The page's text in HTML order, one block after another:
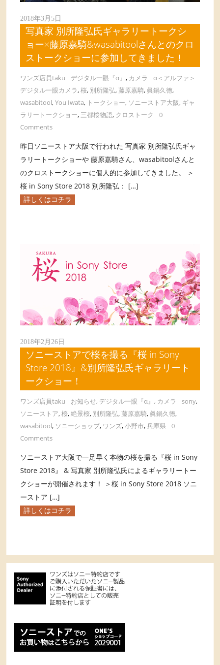
2018年3月5日
写真家 別所隆弘氏ギャラリートークシ
ョー×藤原嘉騎&wasabitoolさんとのクロ
ストークショーに参加してきました！
ワンズ店員taku デジタル一眼『α』, カメラ
α＜アルファ＞
デジタル一眼カメラ,桜, 別所隆弘,藤原嘉騎, 眞鍋久徳,
wasabitool,You Iwata, トークショー, ソニーストア大阪, ギャ
ラリートークショー, 三都桜物語, クロストーク
0
Comments
昨日ソニーストア大阪で行われた 写真家 別所隆弘氏ギャ
ラリートークショーや 藤原嘉騎さん、wasabitoolさんと
のクロストークショーに個人的に参加してきました。 ＞
桜 in Sony Store 2018 別所隆弘： […]
詳しくはコチラ
2018年2月26日
ソニーストアで桜を撮る『桜 in Sony
Store 2018』&別所隆弘氏ギャラリート
ークショー！
ワンズ店員taku お知らせ, デジタル一眼『α』, カメラ sony,
ソニーストア,桜,絶景桜, 別所隆弘,藤原嘉騎, 眞鍋久徳,
wasabitool, ソニーショップ, ワンズ,小野市,兵庫県
0
Comments
ソニーストア大阪で一足早く本物の桜を撮る『桜 in Sony
Store 2018』 & 写真家 別所隆弘氏によるギャラリートー
クショーが開催されます！ ＞桜 in Sony Store 2018 ソニ
ーストア […]
詳しくはコチラ